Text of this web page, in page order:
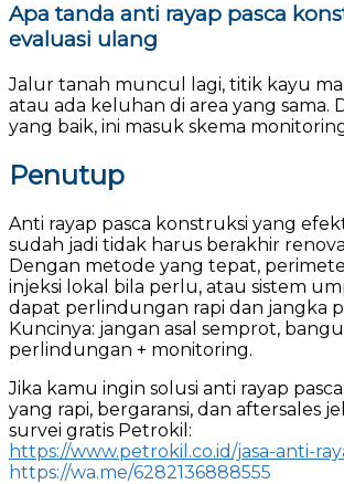
Apa tanda anti rayap pasca
evaluasi ulang
Jalur tanah muncul lagi, titik kayu
atau ada keluhan di area yang sama.
yang baik, ini masuk skema
Penutup
Anti rayap pasca konstruksi yang
sudah jadi tidak harus berakhir
Dengan metode yang tepat,
injeksi lokal bila perlu, atau sistem
dapat perlindungan rapi dan jangka
Kuncinya: jangan asal semprot,
perlindungan + monitoring.
Jika kamu ingin solusi anti rayap
yang rapi, bergaransi, dan aftersales
survei gratis Petrokil:
https://www.petrokil.co.id/jasa-anti-
https://wa.me/6282136888555